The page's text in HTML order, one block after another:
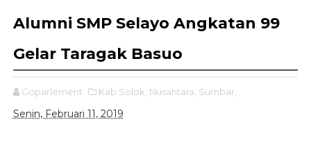
Alumni SMP Selayo Angkatan 99
Gelar Taragak Basuo
Goparlement Kab Solok, Nusantara, Sumbar,
Senin, Februari 11, 2019